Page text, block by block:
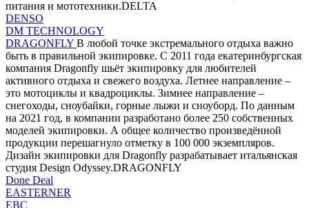
питания и мототехники.DELTA
DENSO
DM TECHNOLOGY
DRAGONFLY В любой точке экстремального отдыха важно
быть в правильной экипировке. С 2011 года екатеринбургская
компания Dragonfly шьёт экипировку для любителей
активного отдыха и свежего воздуха. Летнее направление –
это мотоциклы и квадроциклы. Зимнее направление –
снегоходы, сноубайки, горные лыжи и сноуборд. По данным
на 2021 год, в компании разработано более 250 собственных
моделей экипировки. А общее количество произведённой
продукции перешагнуло отметку в 100 000 экземпляров.
Дизайн экипировки для Dragonfly разрабатывает итальянская
студия Design Odyssey.DRAGONFLY
Done Deal
EASTERNER
EBC